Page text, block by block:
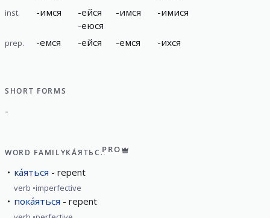
inst. -имся -ейся
-еюся
-имся -имися
prep. -емся -ейся -емся -ихся
SHORT FORMS
-
WORD FAMILYКА́ЯТЬСЯPRO
ка́яться repent
verb imperfective
пока́яться repent